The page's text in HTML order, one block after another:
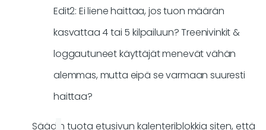
Edit2: Ei liene haittaa, jos tuon määrän
kasvattaa 4 tai 5 kilpailuun? Treenivinkit &
loggautuneet käyttäjät menevät vähän
alemmas, mutta eipä se varmaan suuresti
haittaa?
Säädin tuota etusivun kalenteriblokkia siten, että